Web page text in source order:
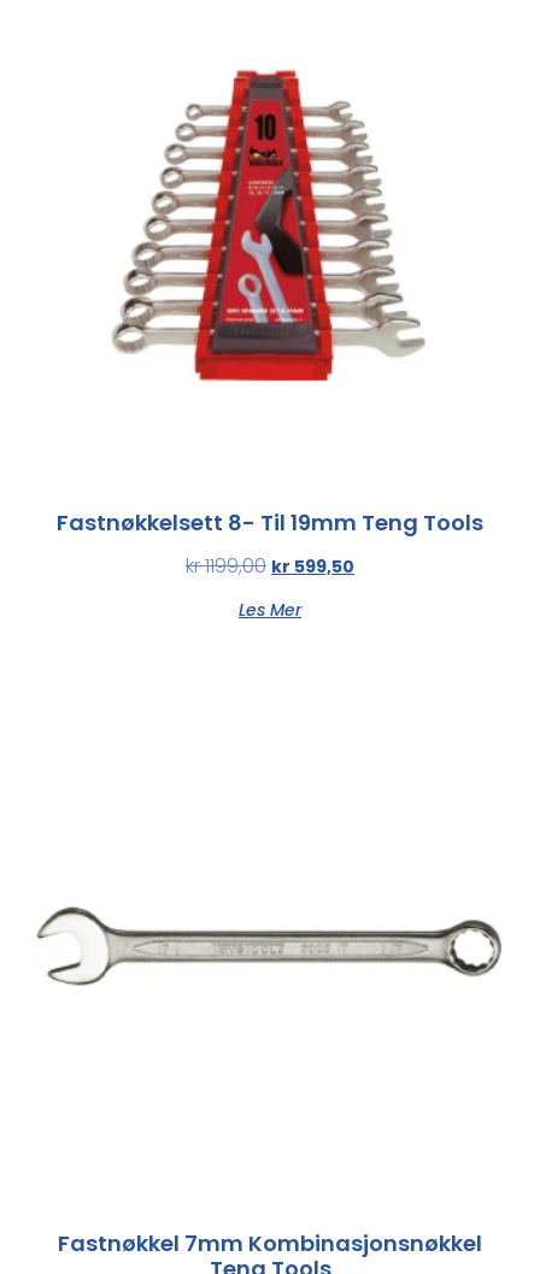
Fastnøkkelsett 8- Til 19mm Teng Tools
kr1199,00 kr 599,50
Les Mer
Fastnøkkel 7mm Kombinasjonsnøkkel